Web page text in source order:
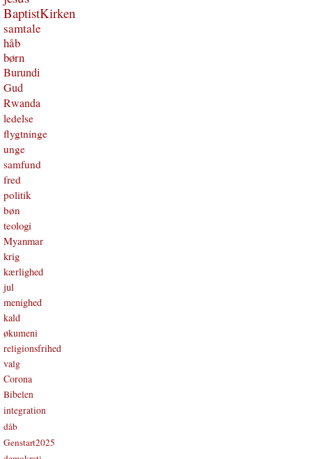
BaptistKirken
samtale
håb
børn
Burundi
Gud
Rwanda
ledelse
flygtninge
unge
samfund
fred
politik
bøn
teologi
Myanmar
krig
kærlighed
jul
menighed
kald
økumeni
religionsfrihed
valg
Corona
Bibelen
integration
dåb
Genstart2025